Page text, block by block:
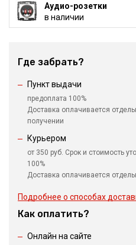
Аудио-розетки
в наличии
Где забрать?
Пункт выдачи
предоплата 100%
Доставка оплачивается
получении
Курьером
от 350 руб. Срок и стоимость
100%
Доставка оплачивается
Подробнее о способах
Как оплатить?
Онлайн на сайте